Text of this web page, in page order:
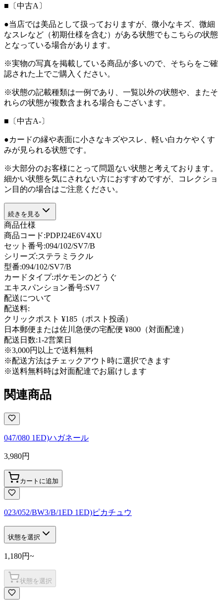
■〔中古A〕
●当店では美品として扱っておりますが、微小なキズ、微細
なスレなど（初期仕様を含む）がある状態でもこちらの状態
となっている場合があります。
※実物の写真を掲載している商品が多いので、そちらをご確
認された上でご購入ください。
※状態の記載種類は一例であり、一覧以外の状態や、またそ
れらの状態が複数含まれる場合もございます。
■〔中古A-〕
●カードの縁や表面に小さなキズやスレ、軽い白カケやくす
みが見られる状態です。
※大部分のお客様にとって問題ない状態と考えております。
細かい状態を気にされない方におすすめですが、コレクショ
ン目的の場合はご注意ください。
続きを見る
商品仕様
商品コード:PDPJ24E6V4XU
セット番号:094/102/SV7/B
シリーズ:ステラミラクル
型番:094/102/SV7/B
カードタイプ:ポケモンのどうぐ
エキスパンション番号:SV7
配送について
配送料:
クリックポスト ¥185（ポスト投函）
日本郵便または佐川急便の宅配便 ¥800（対面配達）
配送日数:1-2営業日
※3,000円以上で送料無料
※配送方法はチェックアウト時に選択できます
※送料無料時は対面配達でお届けします
関連商品
047/080 1ED)ハガネール
3,980円
カートに追加
023/052/BW3/B/1ED 1ED)ピカチュウ
状態を選択
1,180円~
状態を選択